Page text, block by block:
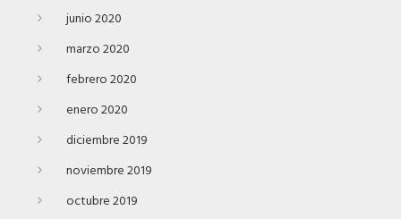
junio 2020
marzo 2020
febrero 2020
enero 2020
diciembre 2019
noviembre 2019
octubre 2019